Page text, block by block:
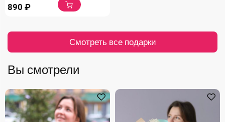
890 ₽
Смотреть все подарки
Вы смотрели